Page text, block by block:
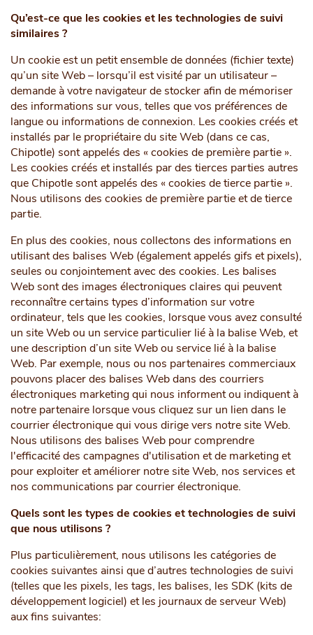
Qu’est-ce que les cookies et les technologies de suivi
similaires ?
Un cookie est un petit ensemble de données (fichier texte)
qu’un site Web – lorsqu’il est visité par un utilisateur –
demande à votre navigateur de stocker afin de mémoriser
des informations sur vous, telles que vos préférences de
langue ou informations de connexion. Les cookies créés et
installés par le propriétaire du site Web (dans ce cas,
Chipotle) sont appelés des « cookies de première partie ».
Les cookies créés et installés par des tierces parties autres
que Chipotle sont appelés des « cookies de tierce partie ».
Nous utilisons des cookies de première partie et de tierce
partie.
En plus des cookies, nous collectons des informations en
utilisant des balises Web (également appelés gifs et pixels),
seules ou conjointement avec des cookies. Les balises
Web sont des images électroniques claires qui peuvent
reconnaître certains types d’information sur votre
ordinateur, tels que les cookies, lorsque vous avez consulté
un site Web ou un service particulier lié à la balise Web, et
une description d’un site Web ou service lié à la balise
Web. Par exemple, nous ou nos partenaires commerciaux
pouvons placer des balises Web dans des courriers
électroniques marketing qui nous informent ou indiquent à
notre partenaire lorsque vous cliquez sur un lien dans le
courrier électronique qui vous dirige vers notre site Web.
Nous utilisons des balises Web pour comprendre
l'efficacité des campagnes d'utilisation et de marketing et
pour exploiter et améliorer notre site Web, nos services et
nos communications par courrier électronique.
Quels sont les types de cookies et technologies de suivi
que nous utilisons ?
Plus particulièrement, nous utilisons les catégories de
cookies suivantes ainsi que d’autres technologies de suivi
(telles que les pixels, les tags, les balises, les SDK (kits de
développement logiciel) et les journaux de serveur Web)
aux fins suivantes: